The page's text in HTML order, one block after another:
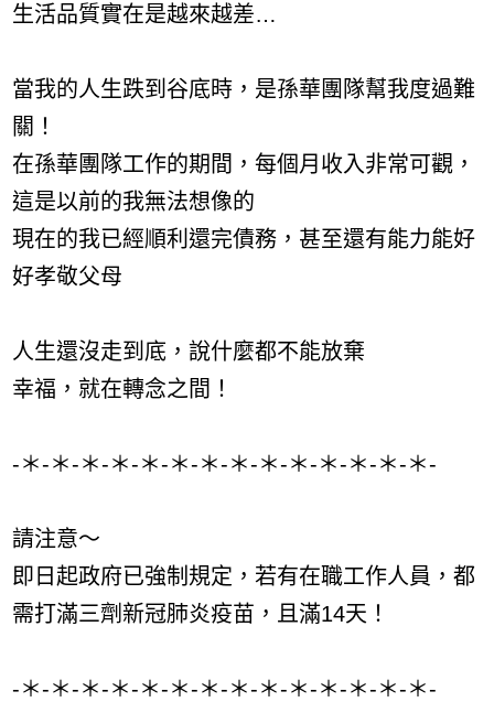
生活品質實在是越來越差…
當我的人生跌到谷底時，是孫華團隊幫我度過難
關！
在孫華團隊工作的期間，每個月收入非常可觀，
這是以前的我無法想像的
現在的我已經順利還完債務，甚至還有能力能好
好孝敬父母
人生還沒走到底，說什麼都不能放棄
幸福，就在轉念之間！
-＊-＊-＊-＊-＊-＊-＊-＊-＊-＊-＊-＊-＊-＊-
請注意～
即日起政府已強制規定，若有在職工作人員，都
需打滿三劑新冠肺炎疫苗，且滿14天！
-＊-＊-＊-＊-＊-＊-＊-＊-＊-＊-＊-＊-＊-＊-